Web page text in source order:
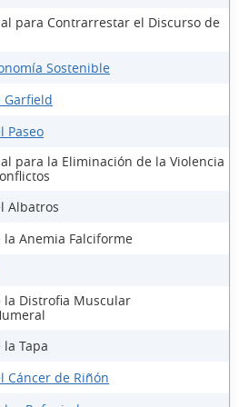
para Contrarrestar el Discurso de
Sostenible
Paseo
para la Eliminación de la Violencia
Albatros
Anemia Falciforme
Distrofia Muscular
Tapa
Cáncer de Riñón